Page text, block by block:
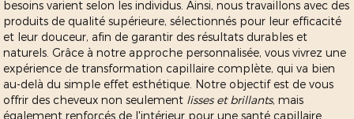
besoins varient selon les individus. Ainsi, nous travaillons avec des
produits de qualité supérieure, sélectionnés pour leur efficacité
et leur douceur, afin de garantir des résultats durables et
naturels. Grâce à notre approche personnalisée, vous vivrez une
expérience de transformation capillaire complète, qui va bien
au-delà du simple effet esthétique. Notre objectif est de vous
offrir des cheveux non seulement lisses et brillants, mais
également renforcés de l'intérieur pour une santé capillaire